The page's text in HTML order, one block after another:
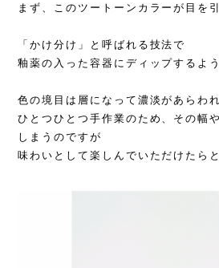
まず、このツートーンカラーが目を
「かけ分け」と呼ばれる技法で
釉薬の入った容器にディップするよ
色の境目は層になって濃淡があらわれ
ひとつひとつ手作業のため、その幅
しまうのですが
味わいとして楽しんでいただけたら